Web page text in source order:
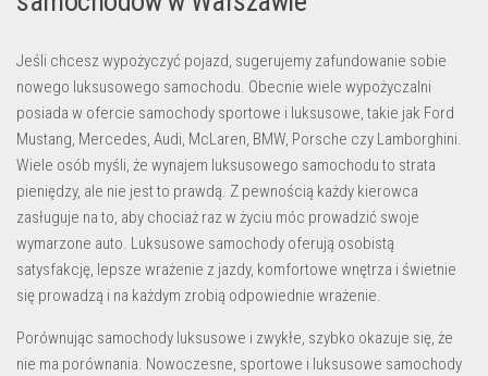
Jeśli chcesz wypożyczyć pojazd, sugerujemy zafundowanie sobie
nowego luksusowego samochodu. Obecnie wiele wypożyczalni
posiada w ofercie samochody sportowe i luksusowe, takie jak Ford
Mustang, Mercedes, Audi, McLaren, BMW, Porsche czy Lamborghini.
Wiele osób myśli, że wynajem luksusowego samochodu to strata
pieniędzy, ale nie jest to prawdą. Z pewnością każdy kierowca
zasługuje na to, aby chociaż raz w życiu móc prowadzić swoje
wymarzone auto. Luksusowe samochody oferują osobistą
satysfakcję, lepsze wrażenie z jazdy, komfortowe wnętrza i świetnie
się prowadzą i na każdym zrobią odpowiednie wrażenie.
Porównując samochody luksusowe i zwykłe, szybko okazuje się, że
nie ma porównania. Nowoczesne, sportowe i luksusowe samochody